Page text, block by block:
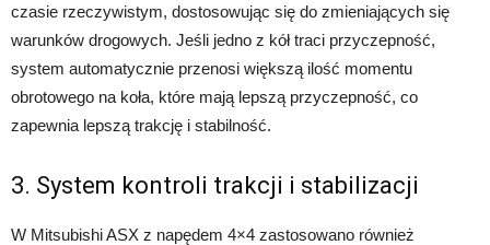
czasie rzeczywistym, dostosowując się do zmieniających się
warunków drogowych. Jeśli jedno z kół traci przyczepność,
system automatycznie przenosi większą ilość momentu
obrotowego na koła, które mają lepszą przyczepność, co
zapewnia lepszą trakcję i stabilność.
3. System kontroli trakcji i stabilizacji
W Mitsubishi ASX z napędem 4×4 zastosowano również